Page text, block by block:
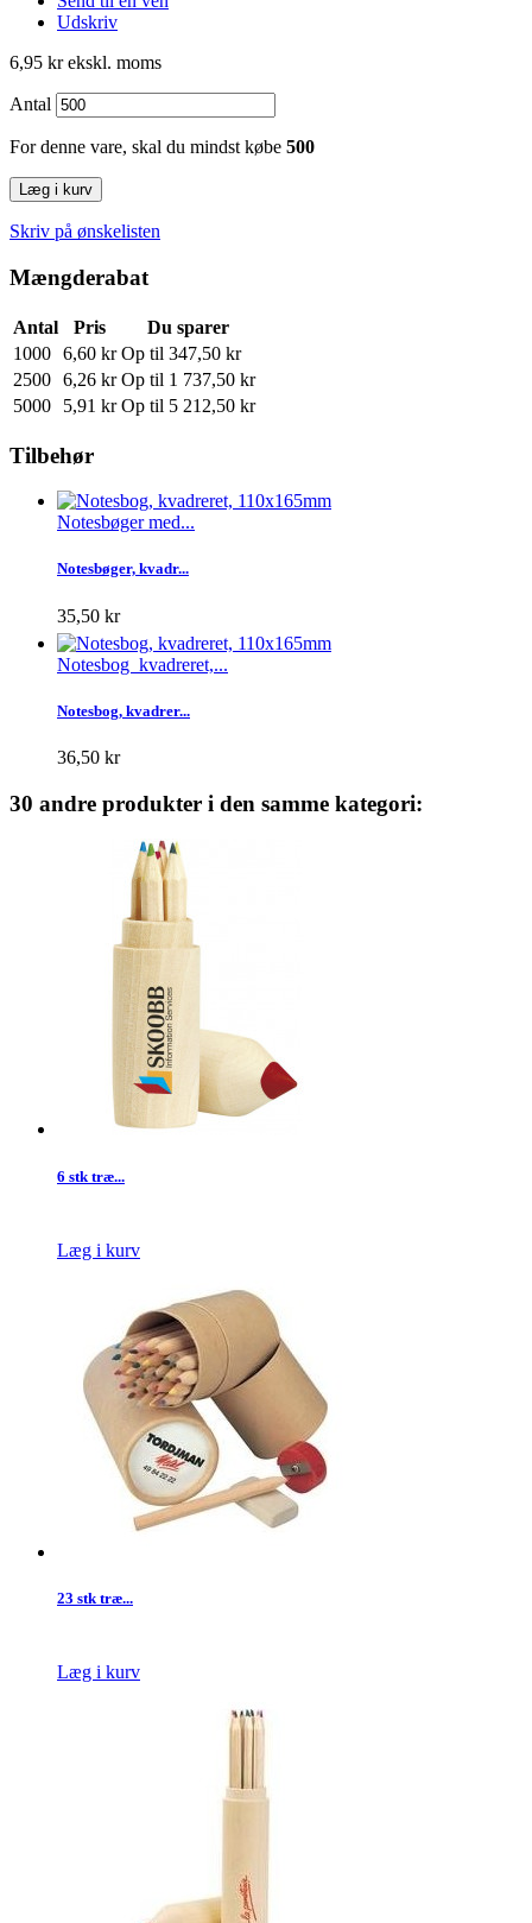
Udskriv
6,95 krekskl. moms
Antal
For denne vare, skal du mindst købe 500
Læg i kurv
Skriv på ønskelisten
Mængderabat
Antal Pris
Du sparer
1000 6,60 kr Op til 347,50 kr
2500 6,26 kr Op til 1 737,50 kr
5000
5,91 kr Op til 5 212,50 kr
Tilbehør
Notesbøger med...
Notesbøger, kvadr...
35,50 kr
Notesbog kvadreret,...
Notesbog, kvadrer...
36,50 kr
30 andre produkter i den samme kategori:
6 stk træ...
Læg i kurv
23 stk træ...
Læg i kurv